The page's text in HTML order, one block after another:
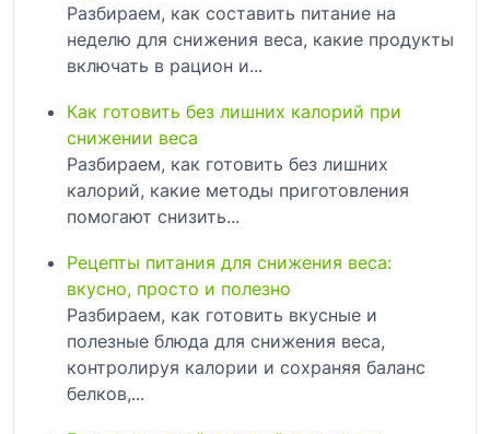
Разбираем, как составить питание на
неделю для снижения веса, какие продукты
включать в рацион и...
Как готовить без лишних калорий при
снижении веса
Разбираем, как готовить без лишних
калорий, какие методы приготовления
помогают снизить...
Рецепты питания для снижения веса:
вкусно, просто и полезно
Разбираем, как готовить вкусные и
полезные блюда для снижения веса,
контролируя калории и сохраняя баланс
белков,...